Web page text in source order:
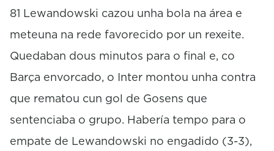
81 Lewandowski cazou unha bola na área e
meteuna na rede favorecido por un rexeite.
Quedaban dous minutos para o final e, co
Barça envorcado, o Inter montou unha contra
que rematou cun gol de Gosens que
sentenciaba o grupo. Habería tempo para o
empate de Lewandowski no engadido (3-3),